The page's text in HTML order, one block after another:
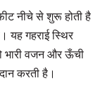
नीचे से शुरू होती है
गहराई स्थिर
भारी वजन और ऊँची
करती है।